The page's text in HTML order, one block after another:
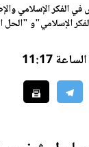
الإسلامي
الإسلامي"و